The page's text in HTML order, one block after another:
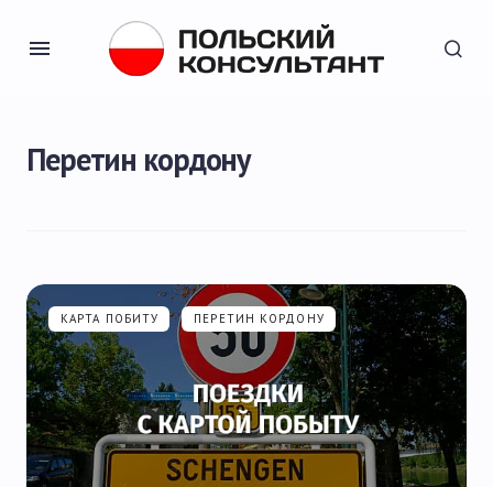
Перетин кордону
КАРТА ПОБИТУ ПЕРЕТИН КОРДОНУ